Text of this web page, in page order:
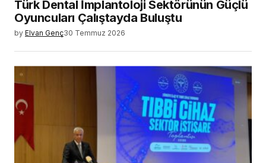
Türk Dental İmplantoloji Sektörünün Güçlü
Oyuncuları Çalıştayda Buluştu
by Elvan Genç30 Temmuz 2026